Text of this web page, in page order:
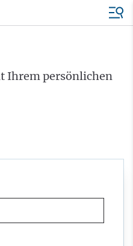
Ihrem persönlichen